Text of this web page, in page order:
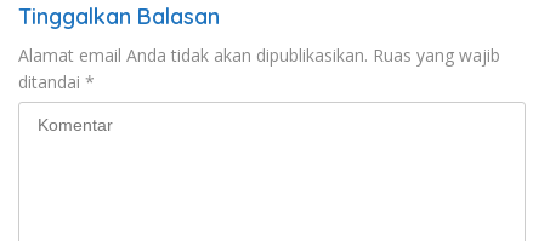
Tinggalkan Balasan
Alamat email Anda tidak akan dipublikasikan. Ruas yang wajib
ditandai *